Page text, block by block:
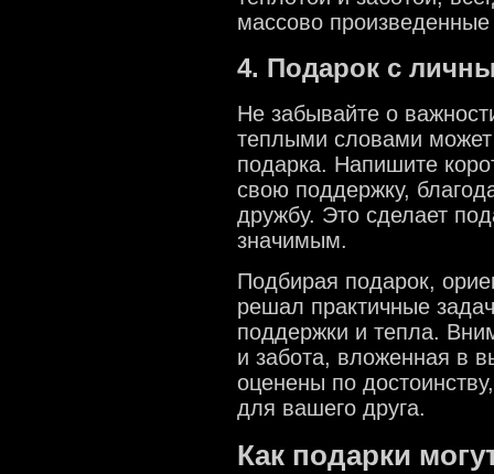
массово
4. Подарок с
Не забывайте о
теплыми словами может
подарка. Напишите
свою поддержку,
дружбу. Это сделает
значимым.
Подбирая подарок,
решал практичные
поддержки и тепла.
и забота, вложенная в
оценены по
для вашего друга.
Как подарки